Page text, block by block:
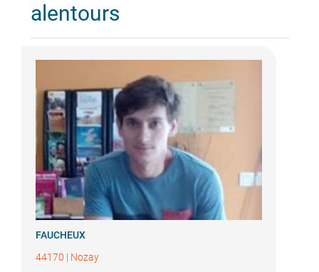
alentours
FAUCHEUX
44170 | Nozay